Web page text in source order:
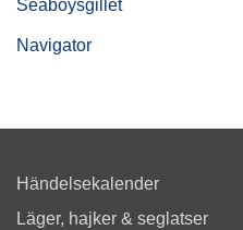
Seaboysgillet
Navigator
Händelsekalender
Läger, hajker & seglatser